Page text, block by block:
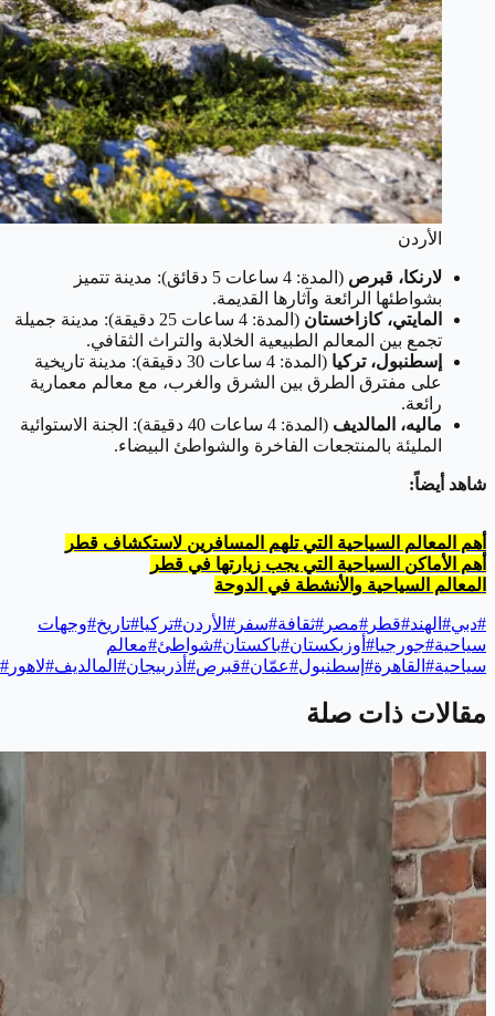
الأردن
لارنكا، قبرص
(المدة: 4 ساعات 5 دقائق): مدينة تتميز
بشواطئها الرائعة وآثارها القديمة.
المايتي، كازاخستان
(المدة: 4 ساعات 25 دقيقة): مدينة جميلة
تجمع بين المعالم الطبيعية الخلابة والتراث الثقافي.
إسطنبول، تركيا
(المدة: 4 ساعات 30 دقيقة): مدينة تاريخية
على مفترق الطرق بين الشرق والغرب، مع معالم معمارية
رائعة.
ماليه، المالديف
(المدة: 4 ساعات 40 دقيقة): الجنة الاستوائية
المليئة بالمنتجعات الفاخرة والشواطئ البيضاء.
شاهد أيضاً:
أهم المعالم السياحية التي تلهم المسافرين لاستكشاف قطر
أهم الأماكن السياحية التي يجب زيارتها في قطر
المعالم السياحية والأنشطة في الدوحة
#دبي# الهند#قطر #مصر #ثقافة#سفر # الأردن#تركيا#تاريخ#وجهات
سياحية#جورجيا# أوزبكستان#باكستان#شواطئ#معالم
سياحية# القاهرة# إسطنبول#عمّان#قبرص# أذربيجان# المالديف#لاهور #
مقالات ذات صلة